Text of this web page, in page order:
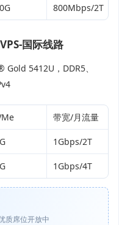
800Mbps/2T
国际线路
5412U，DDR5、
带宽/月流量
1Gbps/2T
1Gbps/4T
质席位开放中